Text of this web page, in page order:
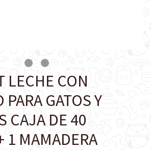
LECHE CON
PARA GATOS Y
CAJA DE 40
1 MAMADERA